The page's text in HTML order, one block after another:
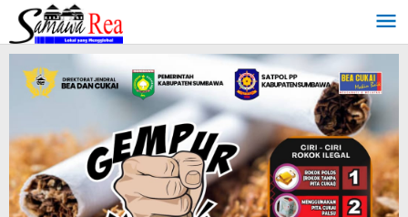
Lewati
konten